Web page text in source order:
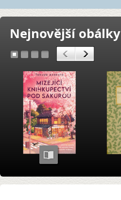
Nejnovější obálky
1 2 3 4 < >